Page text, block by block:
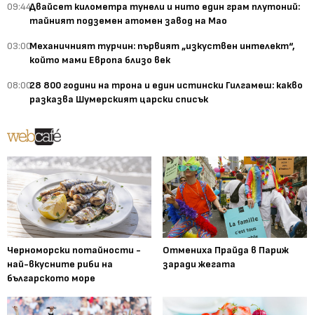
09:44Двайсет километра тунели и нито един грам плутоний:
тайният подземен атомен завод на Мао
03:00Механичният турчин: първият „изкуствен интелект“,
който мами Европа близо век
08:0028 800 години на трона и един истински Гилгамеш: какво
разказва Шумерският царски списък
Черноморски потайности -
най-вкусните риби на
българското море
Отмениха Прайда в Париж
заради жегата